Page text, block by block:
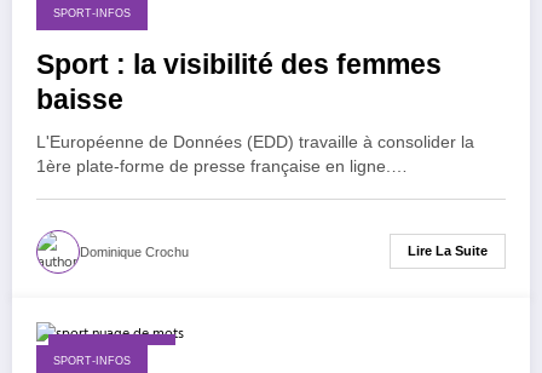
SPORT-INFOS
Sport : la visibilité des femmes
baisse
L'Européenne de Données (EDD) travaille à consolider la
1ère plate-forme de presse française en ligne.…
Dominique Crochu Lire La Suite
15 octobre 2017
SPORT-INFOS